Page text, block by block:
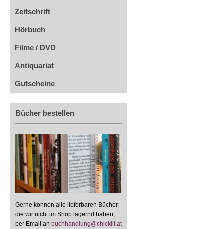
Zeitschrift
Hörbuch
Filme / DVD
Antiquariat
Gutscheine
Bücher bestellen
Gerne können alle lieferbaren Bücher,
die wir nicht im Shop lagernd haben,
per Email an buchhandlung@chicklit.at